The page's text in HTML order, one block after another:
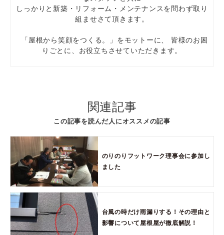
しっかりと新築・リフォーム・メンテナンスを問わず取り
組ませさて頂きます。
「屋根から笑顔をつくる。」をモットーに、 皆様のお困
りごとに、お役立ちさせていただきます。
関連記事
この記事を読んだ人にオススメの記事
のりのりフットワーク理事会に参加し
ました
台風の時だけ雨漏りする！その理由と
影響について屋根屋が徹底解説！